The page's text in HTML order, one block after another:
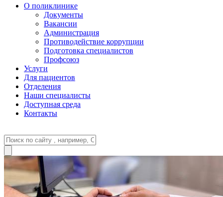
О поликлинике
Документы
Вакансии
Администрация
Противодействие коррупции
Подготовка специалистов
Профсоюз
Услуги
Для пациентов
Отделения
Наши специалисты
Доступная среда
Контакты